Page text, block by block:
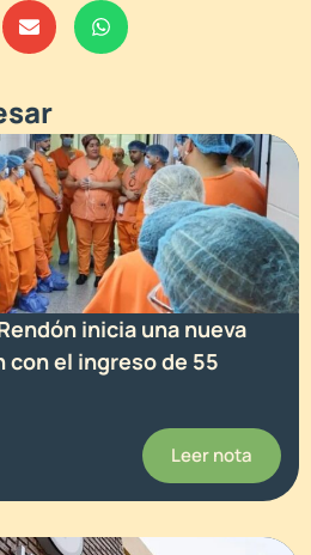
inicia una nueva
el ingreso de 55
Leer nota